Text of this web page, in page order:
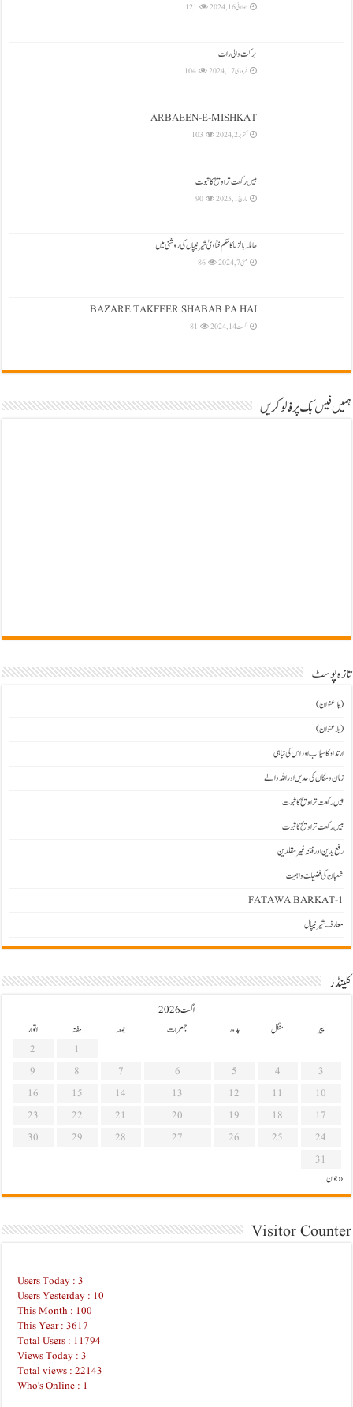
جولائی 16, 2024 121
بركت والی رات
فروری 17, 2024 104
ARBAEEN-E-MISHKAT
اکتوبر 2, 2024 103
بیس رکعت تراویح کا ثبوت
مارچ 1, 2025 90
حاملہ بالزنا کا حکم فتاویٰ شیرنیپال کی روشنی میں
مئی 7, 2024 86
BAZARE TAKFEER SHABAB PA HAI
اگست 14, 2024 81
ہمیں فیس بک پر فالو کریں
تازہ پوسٹ
(بلاعنوان)
(بلاعنوان)
ارتداد کا سیلاب اور اس کی تباہی
زمان و مکان کی حدیں اور اللہ والے
بیس رکعت تراویح کا ثبوت
بیس رکعت تراویح کا ثبوت
رفع یدین اور فتنہ غیرمقلدین
شعبان کی فضیلت و اہمیت
FATAWA BARKAT-1
معارف شیرنیپال
کلینڈر
اگست 2026
پیر
منگل بدھ جمعرات جمعہ ہفتہ
اتوار
1
2
3
4
5
6
7
8
9
10
11
12
13
14
15
16
17
18
19
20
21
22
23
24
25
26
27
28
29
30
31
« جون
Visitor Counter